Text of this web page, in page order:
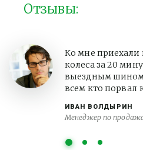
Отзывы:
ИВАН ВОЛДЫРИН
Менеджер по
Ко мне приехали
колеса за 20
выездным
всем кто порвал